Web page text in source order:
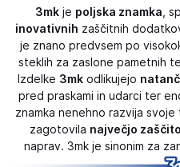
3mkje poljska znamka ,
inovativnih zaščitnih
je znano predvsem po
steklih za zaslone pametnih
Izdelke 3mk odlikujejo
pred praskami in udarci ter
znamka nenehno razvija
zagotovila največjo zaščito
naprav. 3mk je sinonim za